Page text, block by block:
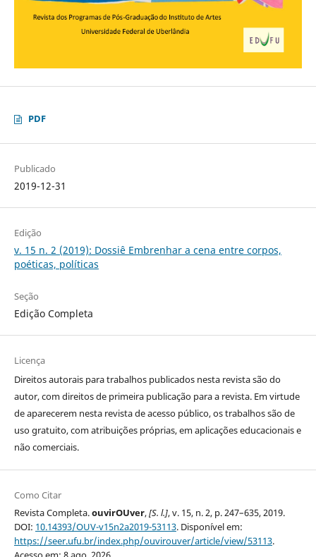
PDF
Publicado
2019-12-31
Edição
v. 15 n. 2 (2019): Dossiê Embrenhar a cena entre corpos,
poéticas, políticas
Seção
Edição Completa
Licença
Direitos autorais para trabalhos publicados nesta revista são do
autor, com direitos de primeira publicação para a revista. Em virtude
de aparecerem nesta revista de acesso público, os trabalhos são de
uso gratuito, com atribuições próprias, em aplicações educacionais e
não comerciais.
Como Citar
Revista Completa.ouvirOUver,[S. l.], v. 15, n. 2, p. 247–635, 2019.
DOI: 10.14393/OUV-v15n2a2019-53113. Disponível em:
https://seer.ufu.br/index.php/ouvirouver/article/view/53113.